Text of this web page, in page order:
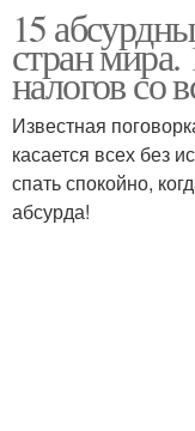
Налоги в
Необычные
15
стран
налогов со
Известная
касается всех без
спать спокойно,
абсурда!